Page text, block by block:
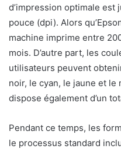
d’impression optimale est
pouce (dpi). Alors
machine imprime entre
mois. D’autre part, les
utilisateurs peuvent
noir, le cyan, le jaune et le
dispose également d’un
Pendant ce temps, les
le processus standard